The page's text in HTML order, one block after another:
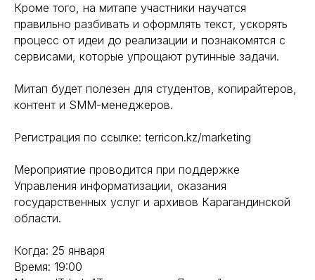
Кроме того, на митапе участники научатся
правильно разбивать и оформлять текст, ускорять
процесс от идеи до реализации и познакомятся с
сервисами, которые упрощают рутинные задачи.
Митап будет полезен для студентов, копирайтеров,
контент и SMM-менеджеров.
Регистрация по ссылке: terricon.kz/marketing
Мероприятие проводится при поддержке
Управления информатизации, оказания
государственных услуг и архивов Карагандинской
области.
Когда: 25 января
Время: 19:00